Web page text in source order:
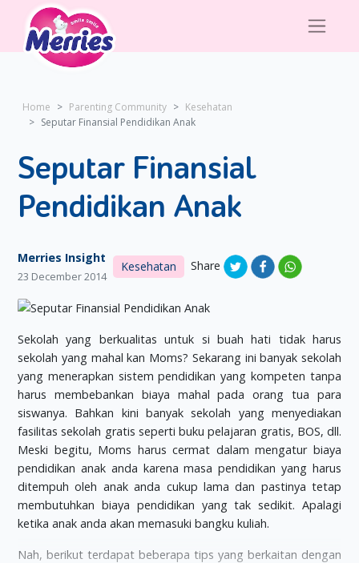
Home Parenting Community
Kesehatan
Seputar Finansial Pendidikan Anak
Seputar Finansial
Pendidikan Anak
Merries Insight
23 December 2014
Kesehatan Share
Sekolah yang berkualitas untuk si buah hati tidak harus
sekolah yang mahal kan Moms? Sekarang ini banyak sekolah
yang menerapkan sistem pendidikan yang kompeten tanpa
harus membebankan biaya mahal pada orang tua para
siswanya. Bahkan kini banyak sekolah yang menyediakan
fasilitas sekolah gratis seperti buku pelajaran gratis, BOS, dll.
Meski begitu, Moms harus cermat dalam mengatur biaya
pendidikan anak anda karena masa pendidikan yang harus
ditempuh oleh anak anda cukup lama dan pastinya tetap
membutuhkan biaya pendidikan yang tak sedikit. Apalagi
ketika anak anda akan memasuki bangku kuliah.
Nah, berikut terdapat beberapa tips yang berkaitan dengan